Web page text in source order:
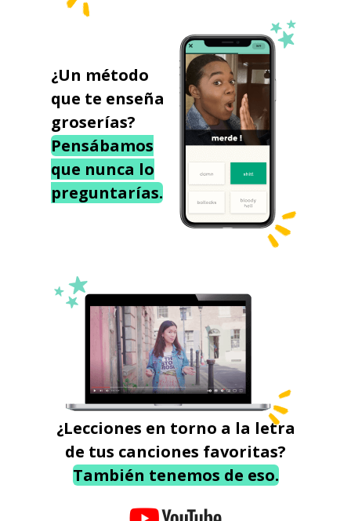
¿Un método
que te enseña
groserías?
Pensábamos
que nunca lo
preguntarías.
¿Lecciones en torno a la letra
de tus canciones favoritas?
También tenemos de eso.